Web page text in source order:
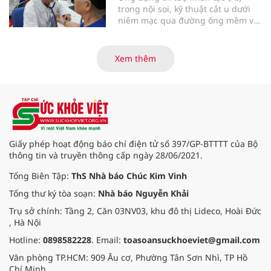
trong nội soi, kỹ thuật cắt u dưới
niêm mạc qua đường ống mềm và
là những nội dung trọng tâm được
báo cáo tại Hội thảo khoa học cập
Xem thêm
Giấy phép hoạt động báo chí điện tử số 397/GP-BTTTT của Bộ
thông tin và truyền thông cấp ngày 28/06/2021.
Tổng Biên Tập: ThS Nhà báo Chúc Kim Vinh
Tổng thư ký tòa soạn: Nhà báo Nguyễn Khải
Trụ sở chính: Tầng 2, Căn 03NV03, khu đô thị Lideco, Hoài Đức
, Hà Nội
Hotline: 0898582228. Email: toasoansuckhoeviet@gmail.com
Văn phòng TP.HCM: 909 Âu cơ, Phường Tân Sơn Nhì, TP Hồ
Chí Minh